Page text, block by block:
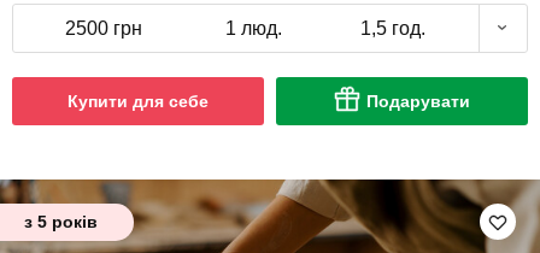
2500 грн 1 люд. 1,5 год.
Купити для себе Подарувати
з 5 років